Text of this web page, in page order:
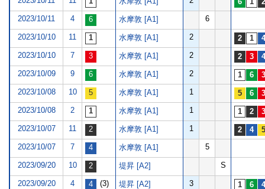
2023/10/11 4 水摩敦 [A1] 6
2023/10/10 11 水摩敦 [A1] 2
2023/10/10 7 水摩敦 [A1] 2
2023/10/09 9 水摩敦 [A1] 2
2023/10/08 10 水摩敦 [A1] 1
2023/10/08 2 水摩敦 [A1] 1
2023/10/07 11 水摩敦 [A1] 1
2023/10/07 7 水摩敦 [A1] 5
2023/09/20 10 堤昇 [A2] S
2023/09/20 4 (3) 堤昇 [A2] 3